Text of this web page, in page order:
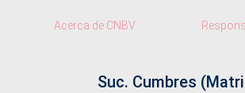
Acerca de CNBV
Suc. Cumbres